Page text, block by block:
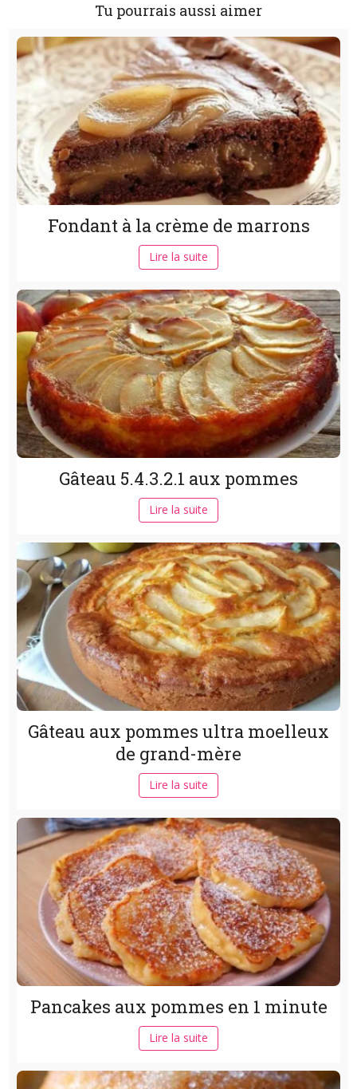
Tu pourrais aussi aimer
Fondant à la crème de marrons
Lire la suite
Gâteau 5.4.3.2.1 aux pommes
Lire la suite
Gâteau aux pommes ultra moelleux
de grand-mère
Lire la suite
Pancakes aux pommes en 1 minute
Lire la suite